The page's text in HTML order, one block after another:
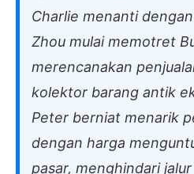
Charlie menanti
Zhou mulai memotret
merencanakan
kolektor barang antik
Peter berniat menarik
dengan harga
pasar, menghindari